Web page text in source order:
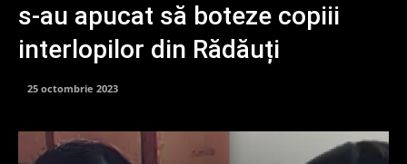
s-au apucat să boteze copiii
interlopilor din Rădăuți
25 octombrie 2023